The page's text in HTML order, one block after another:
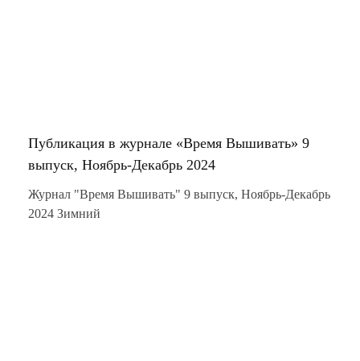
Публикация в журнале «Время Вышивать» 9
выпуск, Ноябрь-Декабрь 2024
Журнал "Время Вышивать" 9 выпуск, Ноябрь-Декабрь
2024 Зимний